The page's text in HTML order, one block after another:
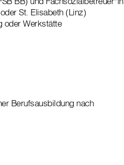
St. Elisabeth (Linz)
oder Werkstätte
Berufsausbildung nach